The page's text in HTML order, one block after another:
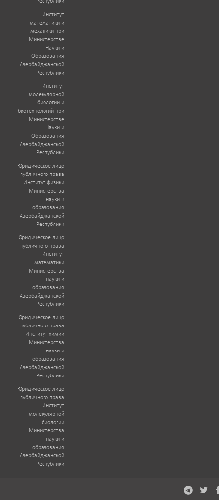
Республики
Институт
математики и
механики при
Министерстве
Науки и
Образования
Азербайджанской
Республики
Институт
молекулярной
биологии и
биотехнологий при
Министерстве
Науки и
Образования
Азербайджанской
Республики
Юридическое лицо
публичного права
Институт физики
Министерства
науки и
образования
Азербайджанской
Республики
Юридическое лицо
публичного права
Институт
математики
Министерства
науки и
образования
Азербайджанской
Республики
Юридическое лицо
публичного права
Институт химии
Министерства
науки и
образования
Азербайджанской
Республики
Юридическое лицо
публичного права
Институт
молекулярной
биологии
Министерства
науки и
образования
Азербайджанской
Республики